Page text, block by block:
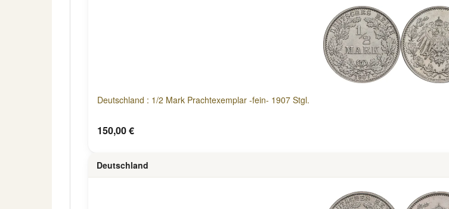
Deutschland : 1/2 Mark Prachtexemplar -fein- 1907 Stgl.
150,00 €
Deutschland